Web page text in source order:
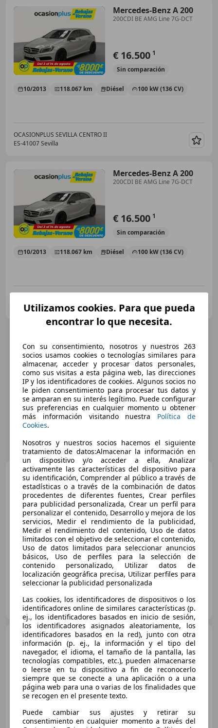
Mercedes-Benz A 200
200CDI BE AMG Line 7G-DCT
€ 16.500 1
Sin comparación
10/2013 118.067 km Diésel 100 kW (136 CV)
OCASIONPLUS SEVILLA CENTRO II
ES-41007 Sevilla
Mercedes-Benz A 200
200CDI BE AMG Line 7G-DCT
€ 16.500 1
Sin comparación
10/2013 118.067 km Diésel 100 kW (136 CV)
ES-08020 SANT ANDREU
Mercedes-Benz A 200A
200CDI BE AMG Sport AMG Sport
€ 12.500
Sincomparación
10/2013 250.000 km Diésel 100 kW (136 CV)
Particular
ES-03160 Alicante
Mercedes-Benz A 200
200CDI BE AMG Line 7G-DCT
€ 16.500 1
Sin
10/2013 118.067 km Diésel 100 kW (136 CV)
Utilizamos cookies. Para que pueda
encontrar lo que necesita.
Con su consentimiento, nosotros y nuestros 263
socios usamos cookies o tecnologías similares para
almacenar, acceder y procesar datos personales,
como sus visitas a esta página web, las direcciones
IP y los identificadores de cookies. Algunos socios no
le piden consentimiento para procesar tus datos y
se amparan en su interés legítimo. Puede configurar
sus preferencias en cualquier momento u obtener
más información visitando nuestra Política de
Cookies.
Nosotros y nuestros socios hacemos el siguiente
tratamiento de datos:Almacenar la información en
un dispositivo y/o acceder a ella, Analizar
activamente las características del dispositivo para
su identificación, Comprender al público a través de
estadísticas o a través de la combinación de datos
procedentes de diferentes fuentes, Crear perfiles
para publicidad personalizada, Crear un perfil para
personalizar el contenido, Desarrollo y mejora de los
servicios, Medir el rendimiento de la publicidad,
Medir el rendimiento del contenido, Uso de datos
limitados con el objetivo de seleccionar el contenido,
Uso de datos limitados para seleccionar anuncios
básicos, Uso de perfiles para la selección de
contenido personalizado, Utilizar datos de
localización geográfica precisa, Utilizar perfiles para
seleccionar la publicidad personalizada
Las cookies, los identificadores de dispositivos o los
identificadores online de similares características (p.
ej., los identificadores basados en inicio de sesión,
los identificadores asignados aleatoriamente, los
identificadores basados en la red), junto con otra
información (p. ej., la información y el tipo del
navegador, el idioma, el tamaño de la pantalla, las
tecnologías compatibles, etc.), pueden almacenarse
o leerse en tu dispositivo a fin de reconocerlo
siempre que se conecte a una aplicación o a una
página web para una o varias de los finalidades que
se recogen en el presente texto.
Puede cambiar sus ajustes y retirar su
consentimiento en cualquier momento a través del